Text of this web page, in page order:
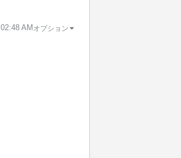
02:48 AM オプション